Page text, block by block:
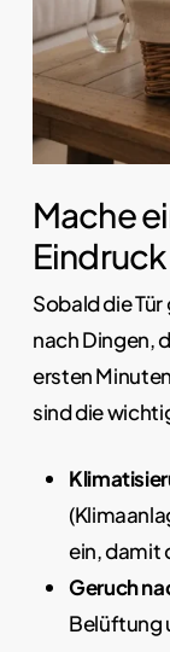
Mache
Eindruck
Sobald die
nach Dingen,
ersten
sind die
ein, damit
Geruch
Belüftung